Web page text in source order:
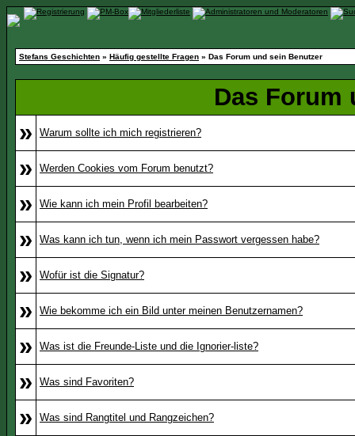
Stefans Geschichten » Häufig gestellte Fragen » Das Forum und sein Benutzer
Das Forum
»
Warum sollte ich mich registrieren?
» Werden Cookies vom Forum benutzt?
» Wie kann ich mein Profil bearbeiten?
» Was kann ich tun, wenn ich mein Passwort vergessen habe?
» Wofür ist die Signatur?
» Wie bekomme ich ein Bild unter meinen Benutzernamen?
» Was ist die Freunde-Liste und die Ignorier-liste?
» Was sind Favoriten?
» Was sind Rangtitel und Rangzeichen?